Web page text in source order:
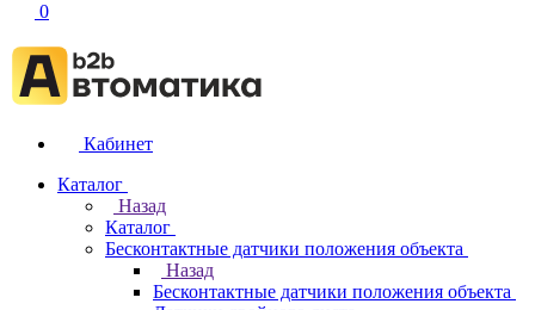
0
Кабинет
Каталог
Назад
Каталог
Бесконтактные датчики положения объекта
Назад
Бесконтактные датчики положения объекта